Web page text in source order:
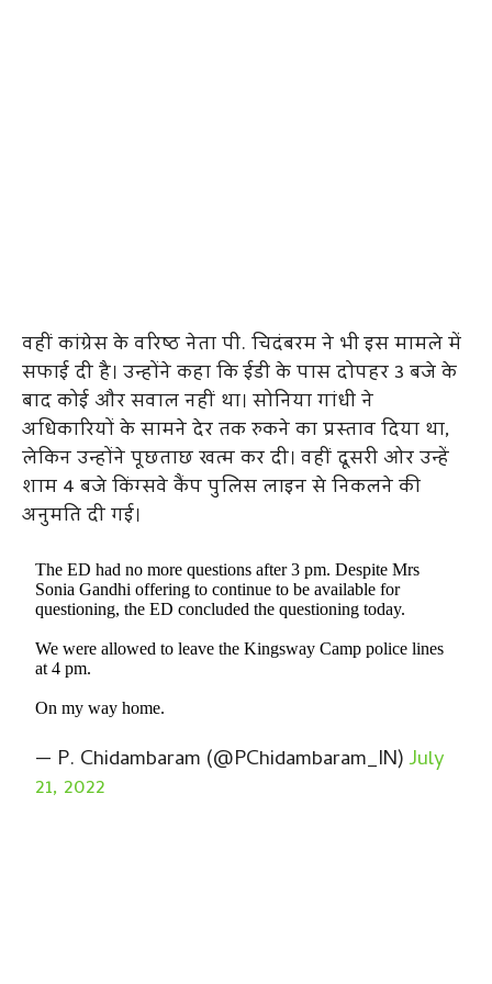
वहीं कांग्रेस के वरिष्ठ नेता पी. चिदंबरम ने भी इस मामले में
सफाई दी है। उन्होंने कहा कि ईडी के पास दोपहर 3 बजे के
बाद कोई और सवाल नहीं था। सोनिया गांधी ने
अधिकारियों के सामने देर तक रुकने का प्रस्ताव दिया था,
लेकिन उन्होंने पूछताछ खत्म कर दी। वहीं दूसरी ओर उन्हें
शाम 4 बजे किंग्सवे कैंप पुलिस लाइन से निकलने की
अनुमति दी गई।
The ED had no more questions after 3 pm. Despite Mrs
Sonia Gandhi offering to continue to be available for
questioning, the ED concluded the questioning today.
We were allowed to leave the Kingsway Camp police lines
at 4 pm.
On my way home.
— P. Chidambaram (@PChidambaram_IN)July
21, 2022